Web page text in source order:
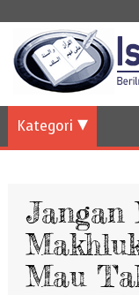
Kategori
Jangan
Mau